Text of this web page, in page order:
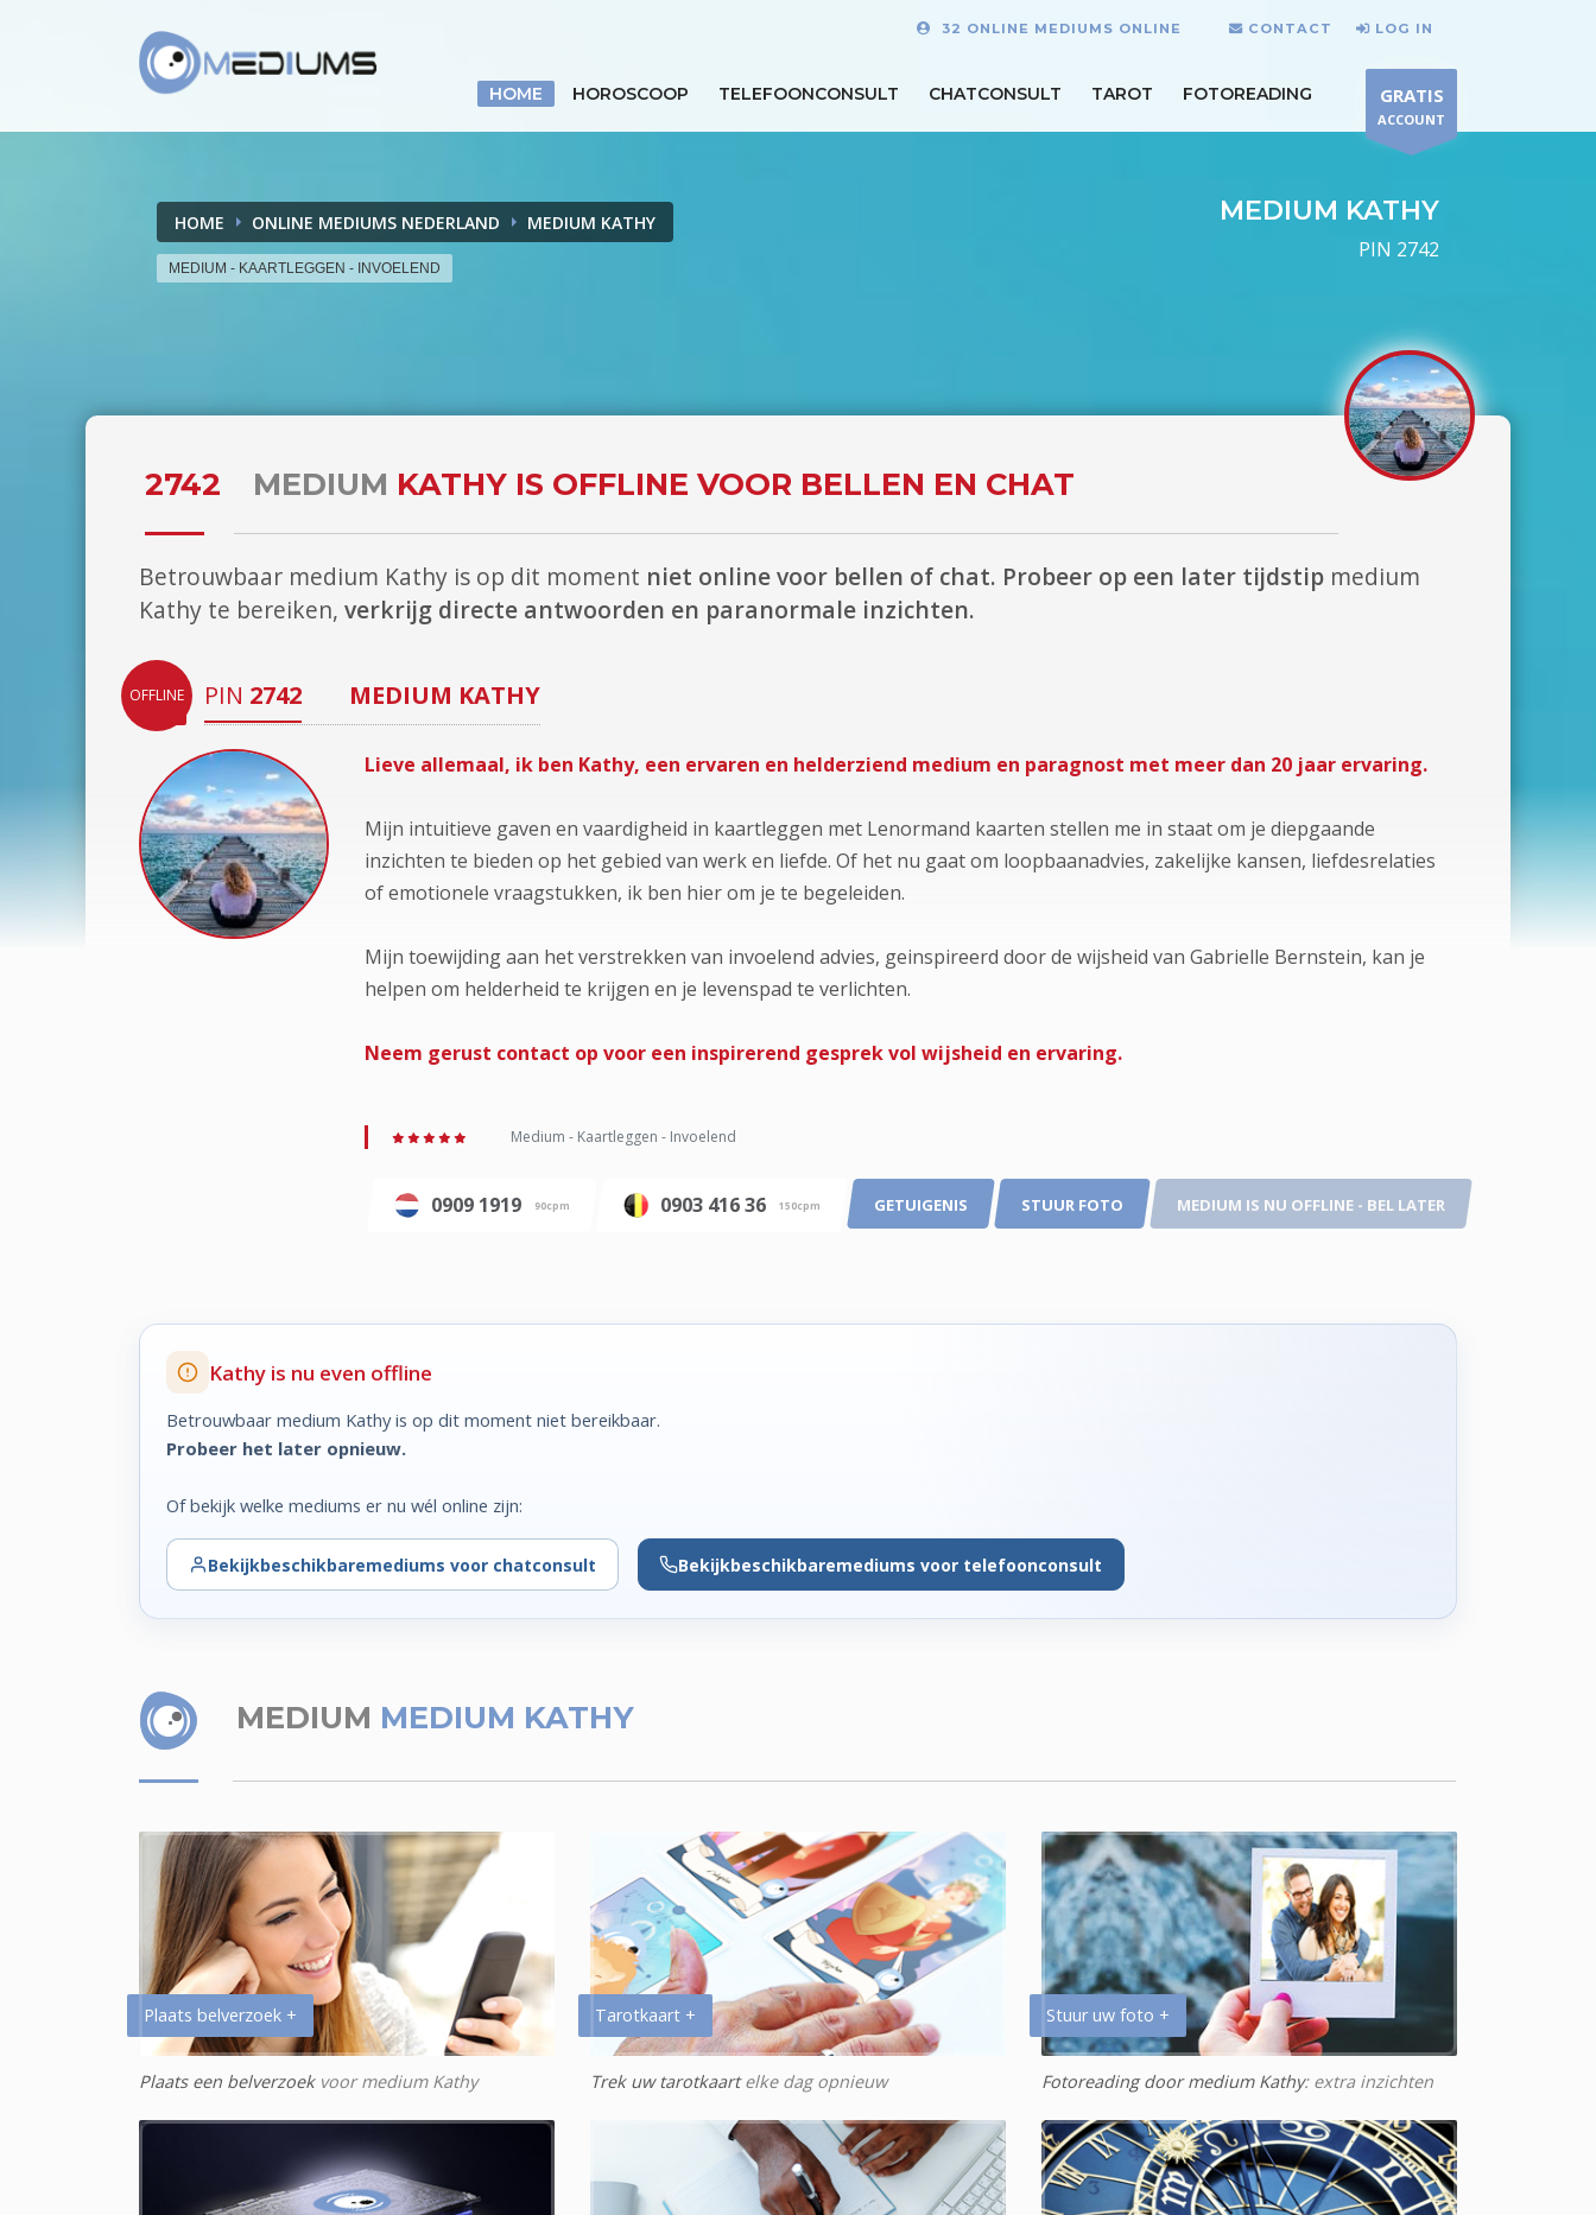
32 ONLINE MEDIUMS ONLINE CONTACT LOG IN
HOME HOROSCOOP TELEFOONCONSULT CHATCONSULT TAROT FOTOREADING GRATIS
ACCOUNT
HOME ONLINE MEDIUMS NEDERLAND MEDIUM KATHY
MEDIUM - KAARTLEGGEN - INVOELEND
MEDIUM KATHY
PIN 2742
2742 MEDIUM KATHY IS OFFLINE VOOR BELLEN EN CHAT
Betrouwbaar medium Kathy is op dit moment niet online voor bellen of chat. Probeer op een later tijdstip medium
Kathy te bereiken, verkrijg directe antwoorden en paranormale inzichten.
OFFLINE PIN 2742 MEDIUM KATHY
Lieve allemaal, ik ben Kathy, een ervaren en helderziend medium en paragnost met meer dan 20 jaar ervaring.
Mijn intuitieve gaven en vaardigheid in kaartleggen met Lenormand kaarten stellen me in staat om je diepgaande
inzichten te bieden op het gebied van werk en liefde. Of het nu gaat om loopbaanadvies, zakelijke kansen, liefdesrelaties
of emotionele vraagstukken, ik ben hier om je te begeleiden.
Mijn toewijding aan het verstrekken van invoelend advies, geinspireerd door de wijsheid van Gabrielle Bernstein, kan je
helpen om helderheid te krijgen en je levenspad te verlichten.
Neem gerust contact op voor een inspirerend gesprek vol wijsheid en ervaring.
Medium - Kaartleggen - Invoelend
0909 1919 90cpm 0903 416 36 150cpm GETUIGENIS STUUR FOTO MEDIUM IS NU OFFLINE - BEL LATER
Kathy is nu even offline
Betrouwbaar medium Kathy is op dit moment niet bereikbaar.
Probeer het later opnieuw.
Of bekijk welke mediums er nu wél online zijn:
Bekijkbeschikbaremediums voor chatconsult Bekijkbeschikbaremediums voor telefoonconsult
MEDIUM MEDIUM KATHY
Plaats belverzoek +
Plaats een belverzoekvoor medium Kathy
Tarotkaart +
Trek uw tarotkaartelke dag opnieuw
Stuur uw foto +
Fotoreading door medium Kathy: extra inzichten